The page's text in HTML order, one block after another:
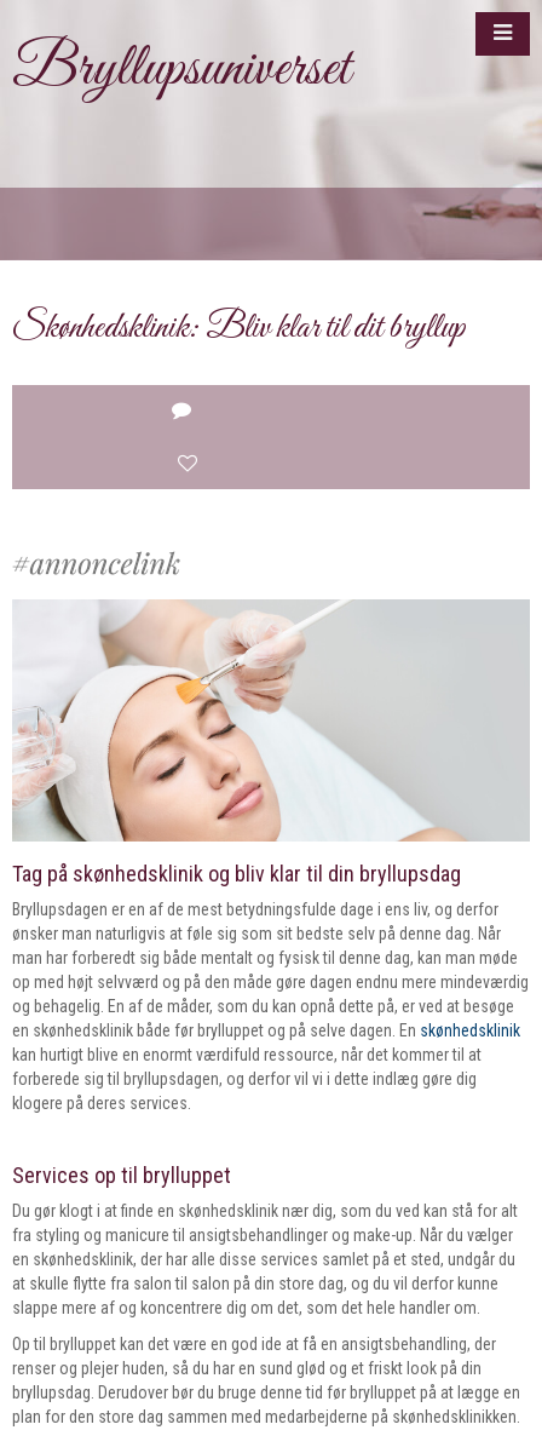
Bryllupsuniverset
Skønhedsklinik: Bliv klar til dit bryllup
Tag på skønhedsklinik og bliv klar til din bryllupsdag
Bryllupsdagen er en af de mest betydningsfulde dage i ens liv, og derfor
ønsker man naturligvis at føle sig som sit bedste selv på denne dag. Når
man har forberedt sig både mentalt og fysisk til denne dag, kan man møde
op med højt selvværd og på den måde gøre dagen endnu mere mindeværdig
og behagelig. En af de måder, som du kan opnå dette på, er ved at besøge
en skønhedsklinik både før brylluppet og på selve dagen. En skønhedsklinik
kan hurtigt blive en enormt værdifuld ressource, når det kommer til at
forberede sig til bryllupsdagen, og derfor vil vi i dette indlæg gøre dig
klogere på deres services.
Services op til brylluppet
Du gør klogt i at finde en skønhedsklinik nær dig, som du ved kan stå for alt
fra styling og manicure til ansigtsbehandlinger og make-up. Når du vælger
en skønhedsklinik, der har alle disse services samlet på et sted, undgår du
at skulle flytte fra salon til salon på din store dag, og du vil derfor kunne
slappe mere af og koncentrere dig om det, som det hele handler om.
Op til brylluppet kan det være en god ide at få en ansigtsbehandling, der
renser og plejer huden, så du har en sund glød og et friskt look på din
bryllupsdag. Derudover bør du bruge denne tid før brylluppet på at lægge en
plan for den store dag sammen med medarbejderne på skønhedsklinikken.